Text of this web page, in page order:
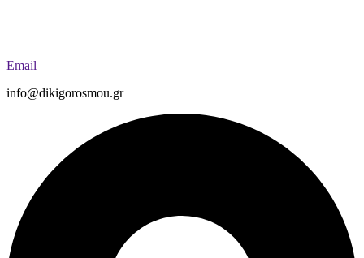
Email
info@dikigorosmou.gr